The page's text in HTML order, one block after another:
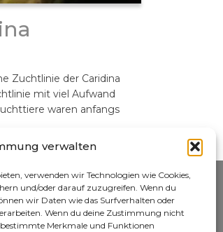
verwalten
verwenden wir Technologien wie Cookies,
und/oder darauf zuzugreifen. Wenn du
wir Daten wie das Surfverhalten oder
Wenn du deine Zustimmung nicht
Merkmale und Funktionen
Zuchtlinie der Caridina
mit viel Aufwand
waren anfangs